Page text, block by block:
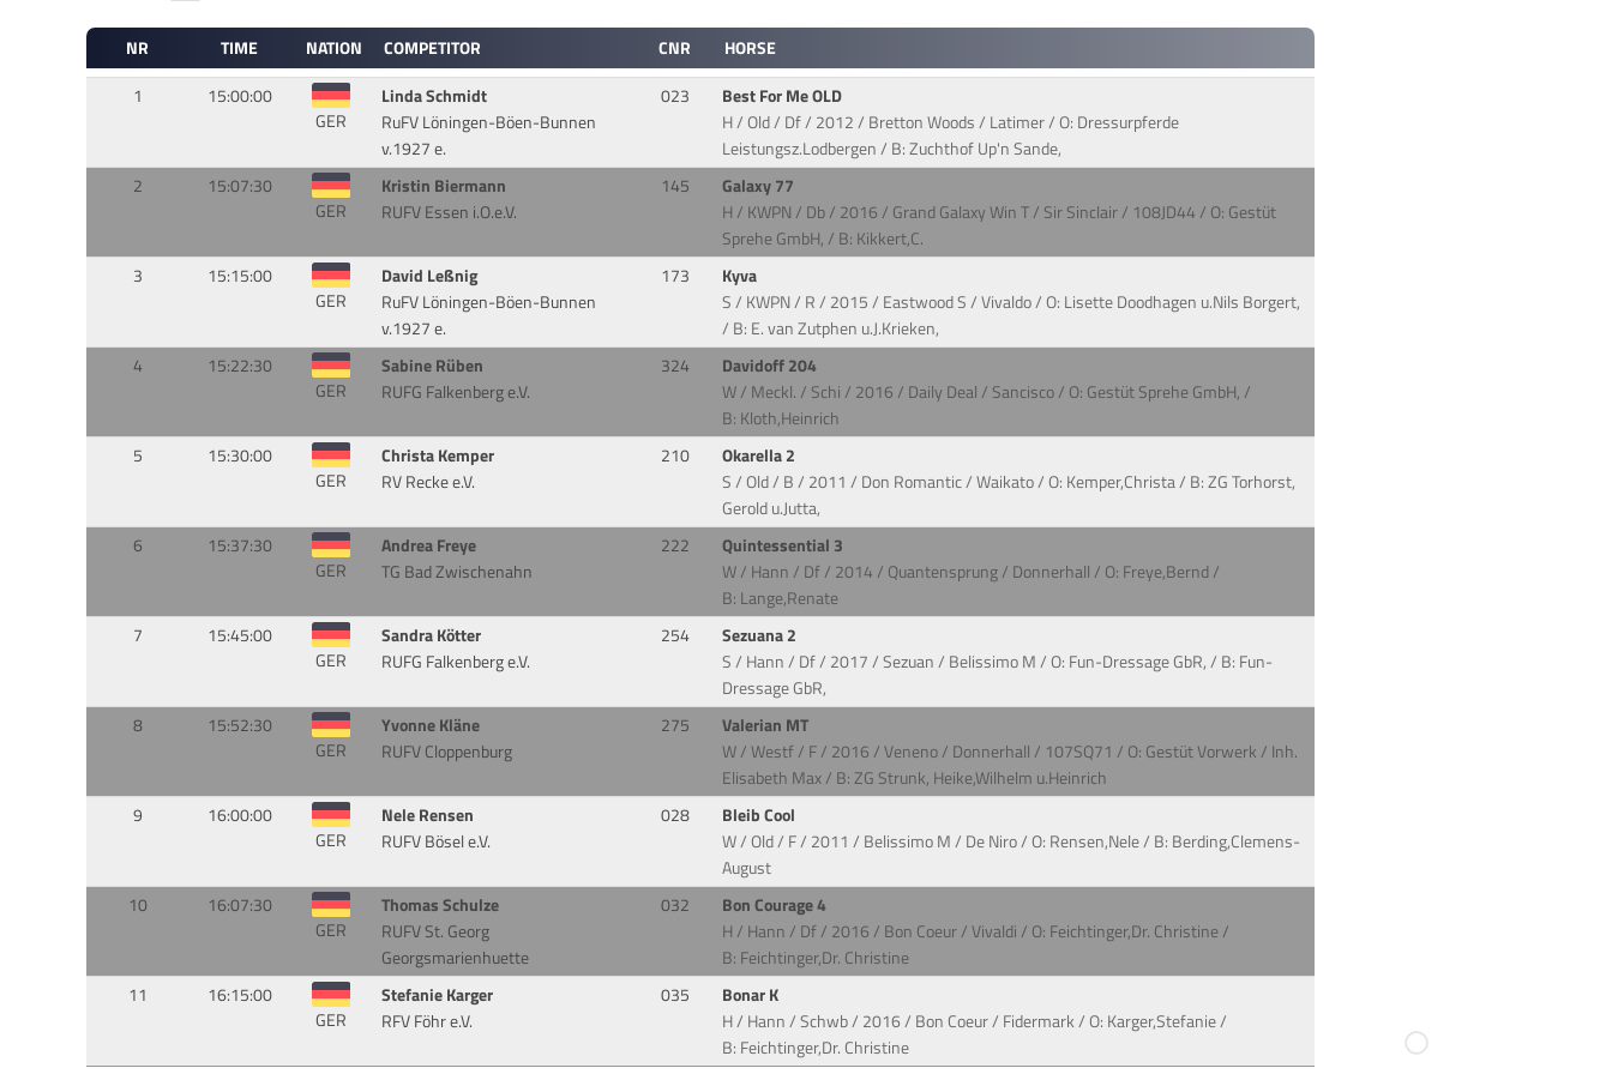
NR TIME NATION COMPETITOR CNR
HORSE
1
15:00:00
GER
Linda Schmidt
RuFV Löningen-Böen-Bunnen
v.1927 e.
023
Best For Me OLD
H / Old / Df / 2012 / Bretton Woods / Latimer / O: Dressurpferde
Leistungsz.Lodbergen / B: Zuchthof Up'n Sande,
2
15:07:30
GER
Kristin Biermann
RUFV Essen i.O.e.V.
145
Galaxy 77
H / KWPN / Db / 2016 / Grand Galaxy Win T / Sir Sinclair / 108JD44 / O: Gestüt
Sprehe GmbH, / B: Kikkert,C.
3
15:15:00
GER
David Leßnig
RuFV Löningen-Böen-Bunnen
v.1927 e.
173
Kyva
S / KWPN / R / 2015 / Eastwood S / Vivaldo / O: Lisette Doodhagen u.Nils Borgert,
/ B: E. van Zutphen u.J.Krieken,
4
15:22:30
GER
Sabine Rüben
RUFG Falkenberg e.V.
324
Davidoff 204
W / Meckl. / Schi / 2016 / Daily Deal / Sancisco / O: Gestüt Sprehe GmbH, /
B: Kloth,Heinrich
5
15:30:00
GER
Christa Kemper
RV Recke e.V.
210
Okarella 2
S / Old / B / 2011 / Don Romantic / Waikato / O: Kemper,Christa / B: ZG Torhorst,
Gerold u.Jutta,
6
15:37:30
GER
Andrea Freye
TG Bad Zwischenahn
222
Quintessential 3
W / Hann / Df / 2014 / Quantensprung / Donnerhall / O: Freye,Bernd /
B: Lange,Renate
7
15:45:00
GER
Sandra Kötter
RUFG Falkenberg e.V.
254
Sezuana 2
S / Hann / Df / 2017 / Sezuan / Belissimo M / O: Fun-Dressage GbR, / B: Fun-
Dressage GbR,
8
15:52:30
GER
Yvonne Kläne
RUFV Cloppenburg
275
Valerian MT
W / Westf / F / 2016 / Veneno / Donnerhall / 107SQ71 / O: Gestüt Vorwerk / Inh.
Elisabeth Max / B: ZG Strunk, Heike,Wilhelm u.Heinrich
9
16:00:00
GER
Nele Rensen
RUFV Bösel e.V.
028
Bleib Cool
W / Old / F / 2011 / Belissimo M / De Niro / O: Rensen,Nele / B: Berding,Clemens-
August
10
16:07:30
GER
Thomas Schulze
RUFV St. Georg
Georgsmarienhuette
032
Bon Courage 4
H / Hann / Df / 2016 / Bon Coeur / Vivaldi / O: Feichtinger,Dr. Christine /
B: Feichtinger,Dr. Christine
11
16:15:00
GER
Stefanie Karger
RFV Föhr e.V.
035
Bonar K
H / Hann / Schwb / 2016 / Bon Coeur / Fidermark / O: Karger,Stefanie /
B: Feichtinger,Dr. Christine